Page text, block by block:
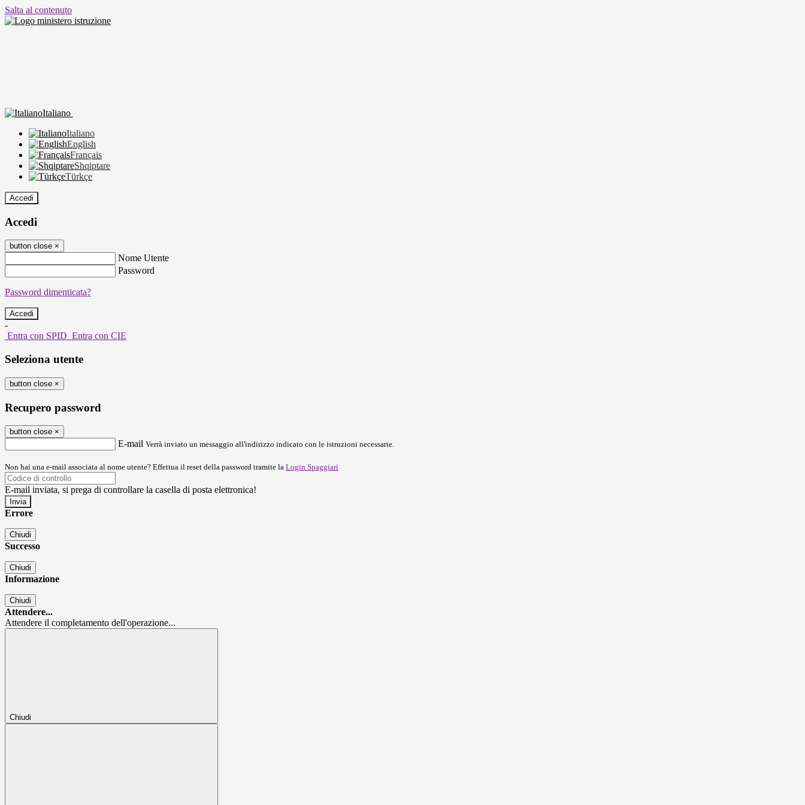
Salta al contenuto
Italiano
Italiano
English
Français
Shqiptare
Türkçe
Accedi
Accedi
button close ×
Nome Utente
Password
Password dimenticata?
-
Entra con SPID Entra con CIE
Seleziona utente
button close ×
Recupero password
button close ×
E-mail Verrà inviato un messaggio all'indirizzo indicato con le istruzioni necessarie.
Non hai una e-mail associata al nome utente? Effettua il reset della password tramite la Login Spaggiari
E-mail inviata, si prega di controllare la casella di posta elettronica!
Errore
Chiudi
Successo
Chiudi
Informazione
Chiudi
Attendere...
Attendere il completamento dell'operazione...
Chiudi